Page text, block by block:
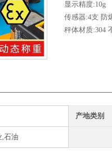
显示精度:10g
传感器:4支 防
秤体材质:304
产地类别
,石油